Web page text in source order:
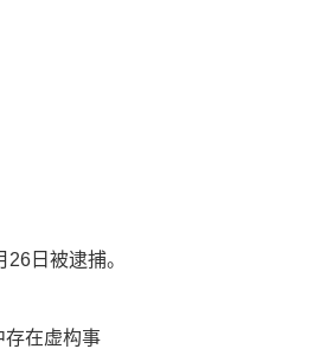
日被逮捕。
在虚构事